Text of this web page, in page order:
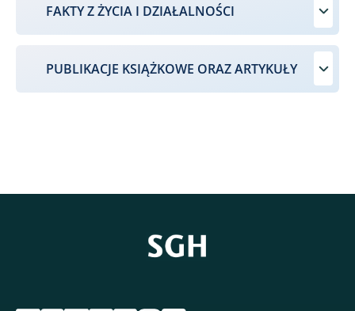
FAKTY Z ŻYCIA I DZIAŁALNOŚCI
PUBLIKACJE KSIĄŻKOWE ORAZ ARTYKUŁY